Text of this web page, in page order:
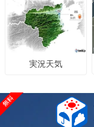
実況天気